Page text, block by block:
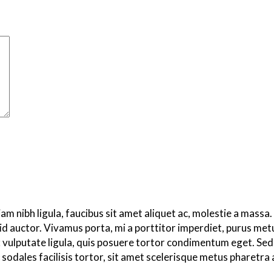
nibh ligula, faucibus sit amet aliquet ac, molestie a
auctor. Vivamus porta, mi a porttitor imperdiet, purus
ligula, quis posuere tortor condimentum eget.
facilisis tortor, sit amet scelerisque metus